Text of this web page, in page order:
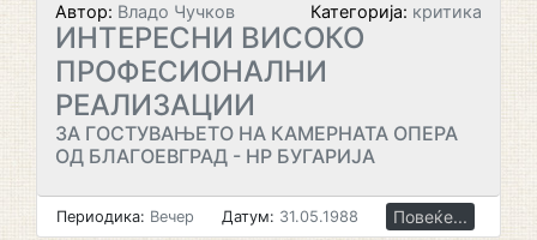
Автор: Владо Чучков Категорија: критика
ИНТЕРЕСНИ ВИСОКО
ПРОФЕСИОНАЛНИ
РЕАЛИЗАЦИИ
ЗА ГОСТУВАЊЕТО НА КАМЕРНАТА ОПЕРА
ОД БЛАГОЕВГРАД - НР БУГАРИЈА
Периодика: Вечер Датум: 31.05.1988 Повеќе...